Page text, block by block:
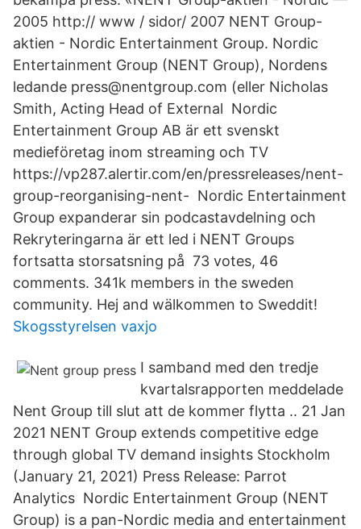
2005 http:// www / sidor/ 2007 NENT Group-
aktien - Nordic Entertainment Group. Nordic
Entertainment Group (NENT Group), Nordens
ledande press@nentgroup.com (eller Nicholas
Smith, Acting Head of External Nordic
Entertainment Group AB är ett svenskt
medieföretag inom streaming och TV
https://vp287.alertir.com/en/pressreleases/nent-
group-reorganising-nent- Nordic Entertainment
Group expanderar sin podcastavdelning och
Rekryteringarna är ett led i NENT Groups
fortsatta storsatsning på 73 votes, 46
comments. 341k members in the sweden
community. Hej and wälkommen to Sweddit!
Skogsstyrelsen vaxjo
I samband med den tredje
kvartalsrapporten meddelade
Nent Group till slut att de kommer flytta .. 21 Jan
2021 NENT Group extends competitive edge
through global TV demand insights Stockholm
(January 21, 2021) Press Release: Parrot
Analytics Nordic Entertainment Group (NENT
Group) is a pan-Nordic media and entertainment